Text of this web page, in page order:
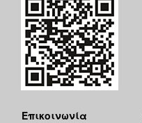
Επικοινωνία